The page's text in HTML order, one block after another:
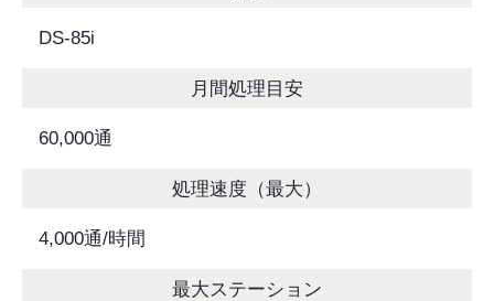
DS-85i
月間処理目安
60,000通
処理速度（最大）
4,000通/時間
最大ステーション